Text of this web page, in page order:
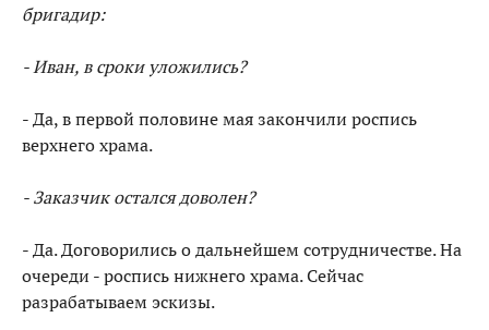
бригадир:
- Иван, в сроки уложились?
- Да, в первой половине мая закончили роспись
верхнего храма.
- Заказчик остался доволен?
- Да. Договорились о дальнейшем сотрудничестве. На
очереди - роспись нижнего храма. Сейчас
разрабатываем эскизы.